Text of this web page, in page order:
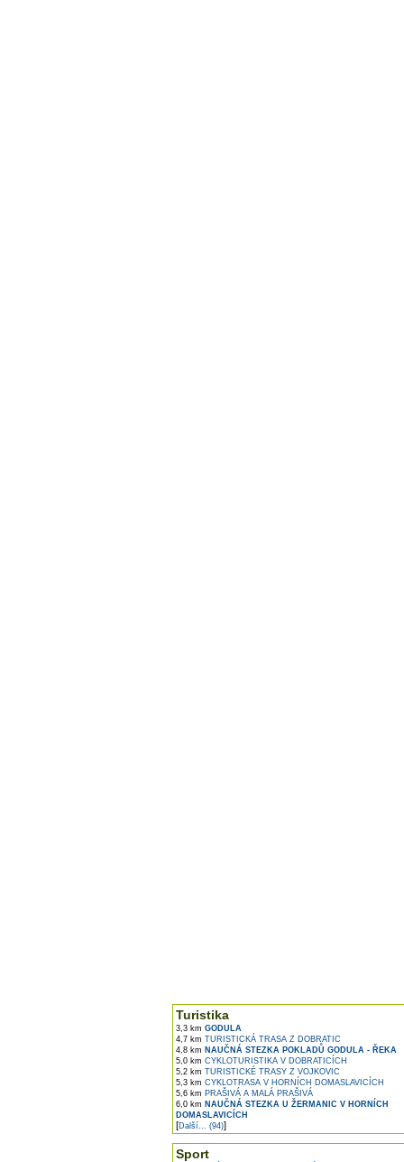
Turistika
3,3 km GODULA
4,7 km TURISTICKÁ TRASA Z DOBRATIC
4,8 km NAUČNÁ STEZKA POKLADŮ GODULA - ŘEKA
5,0 km CYKLOTURISTIKA V DOBRATICÍCH
5,2 km TURISTICKÉ TRASY Z VOJKOVIC
5,3 km CYKLOTRASA V HORNÍCH DOMASLAVICÍCH
5,6 km PRAŠIVÁ A MALÁ PRAŠIVÁ
6,0 km NAUČNÁ STEZKA U ŽERMANIC V HORNÍCH
DOMASLAVICÍCH
[Další... (94)]
Sport